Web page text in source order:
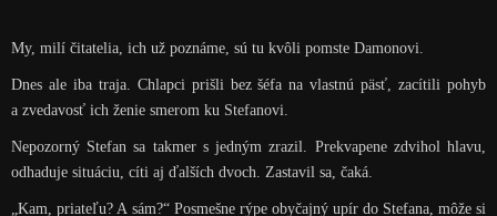
My, milí čitatelia, ich už poznáme, sú tu kvôli pomste Damonovi.
Dnes ale iba traja. Chlapci prišli bez šéfa na vlastnú päsť, zacítili pohyb
a zvedavosť ich ženie smerom ku Stefanovi.
Nepozorný Stefan sa takmer s jedným zrazil. Prekvapene zdvihol hlavu,
odhaduje situáciu, cíti aj ďalších dvoch. Zastavil sa, čaká.
„Kam, priateľu? A sám?“ Posmešne rýpe obyčajný upír do Stefana, môže si